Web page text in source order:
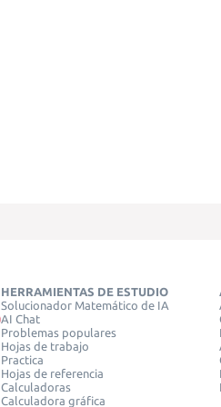
HERRAMIENTAS DE ESTUDIO
Solucionador Matemático de IA
AI Chat
Problemas populares
Hojas de trabajo
Practica
Hojas de referencia
Calculadoras
Calculadora gráfica